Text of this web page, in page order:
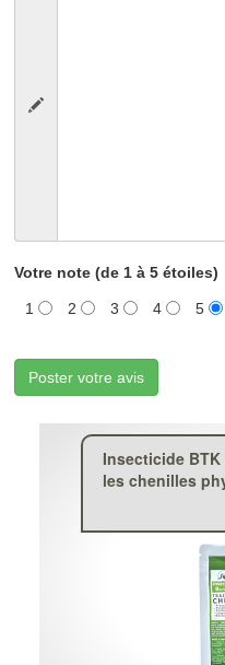
Votre note (de 1 à 5 étoiles)
1 2 3 4 5
Poster votre avis
Insecticide
les chenilles